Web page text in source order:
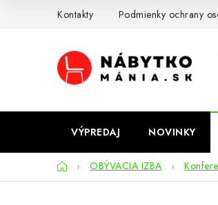
Kontakty Podmienky ochrany
VÝPREDAJ NOVINKY
DomovOBÝVACIA IZBA